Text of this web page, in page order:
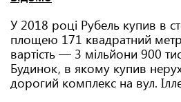
У 2018 році Рубель купив в
площею 171 квадратний метр
вартість — 3 мільйони 900
Будинок, в якому купив
дорогий комплекс на вул.